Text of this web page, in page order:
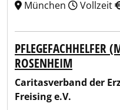
München Vollzeit
ROSENHEIM
Caritasverband der
Freising e.V.